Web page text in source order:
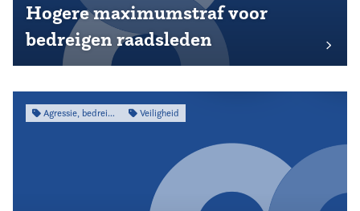
Hogere maximumstraf voor
bedreigen raadsleden
Agressie, bedreiging & intimidatie Veiligheid